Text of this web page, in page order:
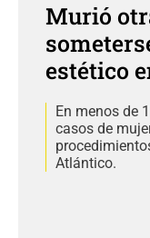
Murió
estético
En menos de
casos de
Atlántico.